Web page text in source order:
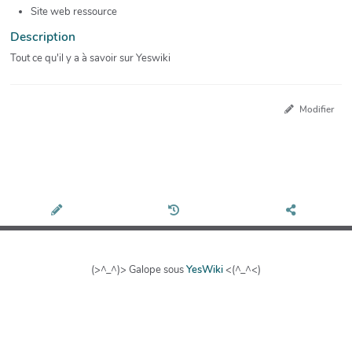
Site web ressource
Description
Tout ce qu'il y a à savoir sur Yeswiki
Modifier
(>^_^)> Galope sousYesWiki<(^_^<)